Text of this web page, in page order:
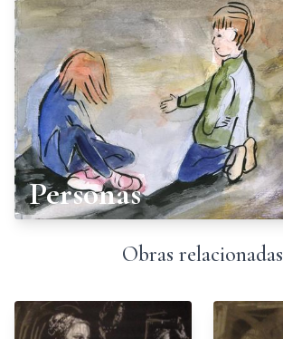
Personas
Obras relacionadas